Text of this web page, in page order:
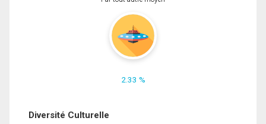
2.33 %
Diversité Culturelle